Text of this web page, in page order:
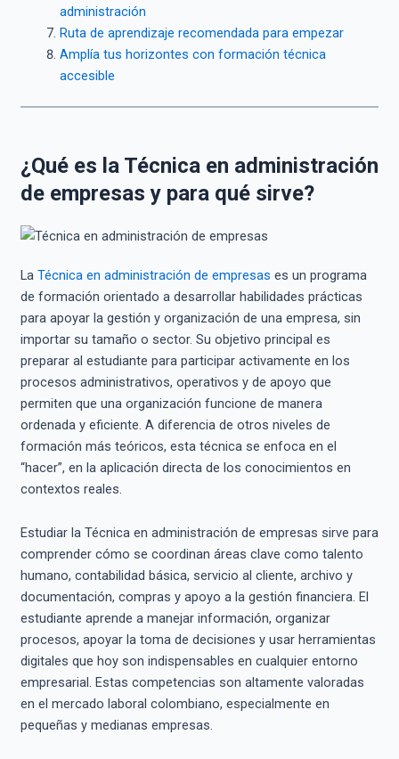
administración
Ruta de aprendizaje recomendada para empezar
Amplía tus horizontes con formación técnica
accesible
¿Qué es la Técnica en administración
de empresas y para qué sirve?
La Técnica en administración de empresas es un programa
de formación orientado a desarrollar habilidades prácticas
para apoyar la gestión y organización de una empresa, sin
importar su tamaño o sector. Su objetivo principal es
preparar al estudiante para participar activamente en los
procesos administrativos, operativos y de apoyo que
permiten que una organización funcione de manera
ordenada y eficiente. A diferencia de otros niveles de
formación más teóricos, esta técnica se enfoca en el
“hacer”, en la aplicación directa de los conocimientos en
contextos reales.
Estudiar la Técnica en administración de empresas sirve para
comprender cómo se coordinan áreas clave como talento
humano, contabilidad básica, servicio al cliente, archivo y
documentación, compras y apoyo a la gestión financiera. El
estudiante aprende a manejar información, organizar
procesos, apoyar la toma de decisiones y usar herramientas
digitales que hoy son indispensables en cualquier entorno
empresarial. Estas competencias son altamente valoradas
en el mercado laboral colombiano, especialmente en
pequeñas y medianas empresas.